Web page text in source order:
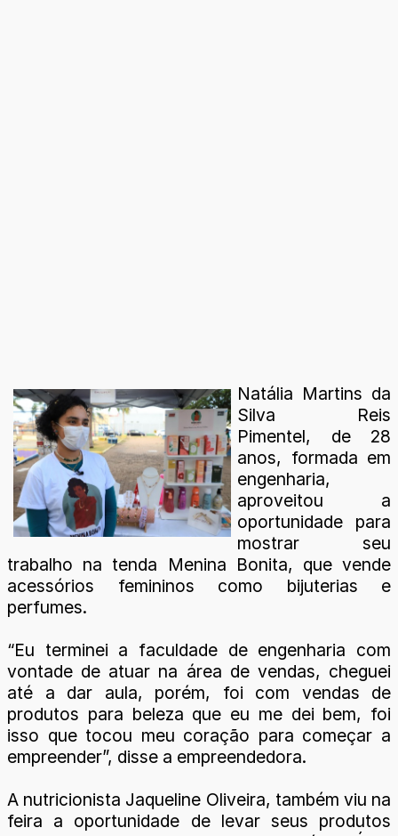
Natália Martins da
Silva Reis
Pimentel, de 28
anos, formada em
engenharia,
aproveitou a
oportunidade para
mostrar seu
trabalho na tenda Menina Bonita, que vende
acessórios femininos como bijuterias e
perfumes.
“Eu terminei a faculdade de engenharia com
vontade de atuar na área de vendas, cheguei
até a dar aula, porém, foi com vendas de
produtos para beleza que eu me dei bem, foi
isso que tocou meu coração para começar a
empreender”, disse a empreendedora.
A nutricionista Jaqueline Oliveira, também viu na
feira a oportunidade de levar seus produtos